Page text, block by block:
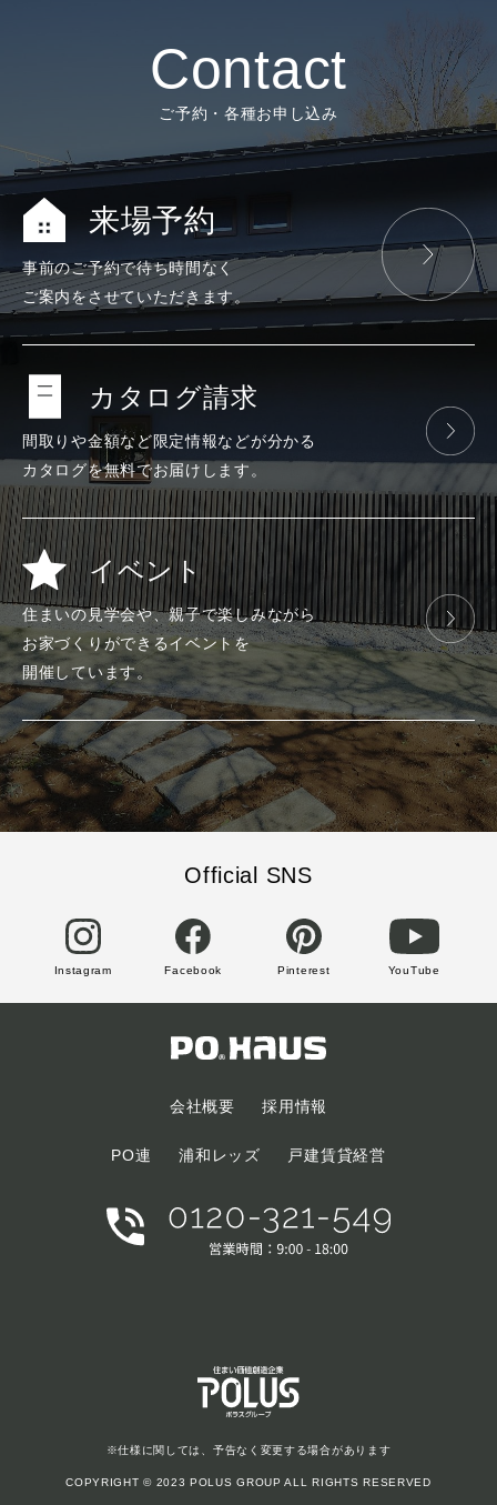
Contact
ご予約・各種お申し込み
来場予約
事前のご予約で待ち時間なく
ご案内をさせていただきます。
カタログ請求
間取りや金額など限定情報などが分かる
カタログを無料でお届けします。
イベント
住まいの見学会や、親子で楽しみながら
お家づくりができるイベントを
開催しています。
Official SNS
Instagram Facebook Pinterest YouTube
会社概要 採用情報
PO連 浦和レッズ 戸建賃貸経営
※仕様に関しては、予告なく変更する場合があります
COPYRIGHT © 2023 POLUS GROUP ALL RIGHTS RESERVED